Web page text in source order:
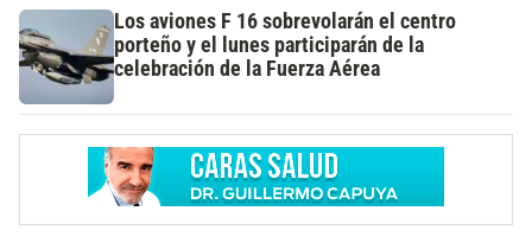
Los aviones F 16 sobrevolarán el centro
porteño y el lunes participarán de la
celebración de la Fuerza Aérea